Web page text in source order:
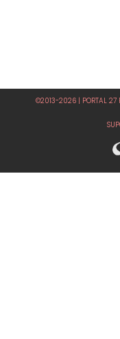
©2013-2026 | PORTAL 27